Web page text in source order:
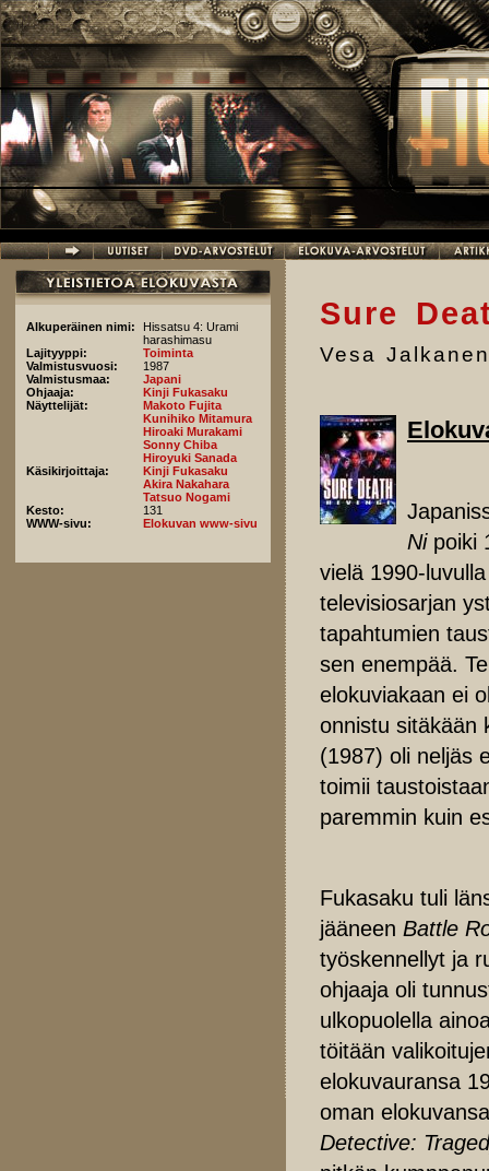
Hyppää pääsisältöön
Alkuperäinen nimi:
Hissatsu 4: Urami
harashimasu
Lajityyppi:
Toiminta
Valmistusvuosi:
1987
Valmistusmaa:
Japani
Ohjaaja:
Kinji Fukasaku
Näyttelijät:
Makoto Fujita
Kunihiko Mitamura
Hiroaki Murakami
Sonny Chiba
Hiroyuki Sanada
Käsikirjoittaja:
Kinji Fukasaku
Akira Nakahara
Tatsuo Nogami
Kesto:
131
WWW-sivu:
Elokuvan www-sivu
Sure
Vesa Jalkanen
Nipoiki
vielä 1990-
televisiosarjan
tapahtumien
sen enempää.
elokuviakaan ei
onnistu sitäkään
(1987) oli neljäs
toimii
paremmin kuin
Fukasaku tuli
jääneen Battle
työskennellyt ja
ohjaaja oli
ulkopuolella
töitään
elokuvauransa
oman
Detective: